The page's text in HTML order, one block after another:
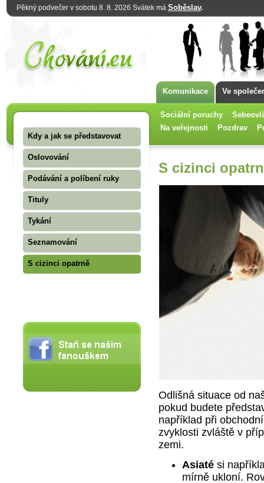
Pěkný podvečer v sobotu 8. 8. 2026 Svátek má Soběslav.
Komunikace Ve
Sociální poruchy
Na veřejnosti
Pozdrav
Kdy a jak se představovat
Oslovování
Podávání a políbení ruky
Tituly
Tykání
Seznamování
S cizinci opatrně
S cizinci
Odlišná situace od
pokud budete
například při
zvyklosti zvláště v
zemi.
Asiaté si
mírně ukloní.